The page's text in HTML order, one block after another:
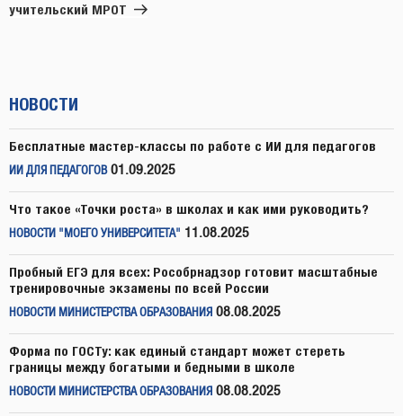
учительский МРОТ
НОВОСТИ
Бесплатные мастер-классы по работе с ИИ для педагогов
ИИ ДЛЯ ПЕДАГОГОВ 01.09.2025
Что такое «Точки роста» в школах и как ими руководить?
НОВОСТИ "МОЕГО УНИВЕРСИТЕТА" 11.08.2025
Пробный ЕГЭ для всех: Рособрнадзор готовит масштабные
тренировочные экзамены по всей России
НОВОСТИ МИНИСТЕРСТВА ОБРАЗОВАНИЯ 08.08.2025
Форма по ГОСТу: как единый стандарт может стереть
границы между богатыми и бедными в школе
НОВОСТИ МИНИСТЕРСТВА ОБРАЗОВАНИЯ 08.08.2025